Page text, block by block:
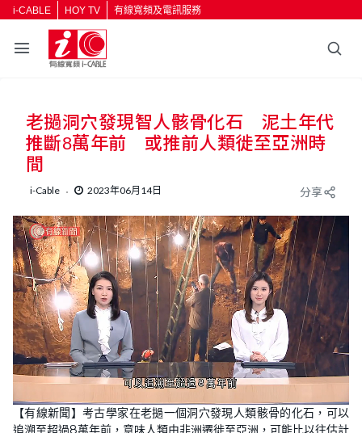
i-CABLE HOY TV 有線寬頻及電訊服務
老撾洞穴發現智人骸骨化石 泥土年代
推斷8萬年前 或推前人類徙至亞洲時
間
i-Cable 2023年06月14日 分享
n
m
u
o
a
d
【有線新聞】考古學家在老撾一個洞穴發現人類骸骨的化石，可以
追溯至超過8萬年前，意味人類由非洲遷徙至亞洲，可能比以往估計